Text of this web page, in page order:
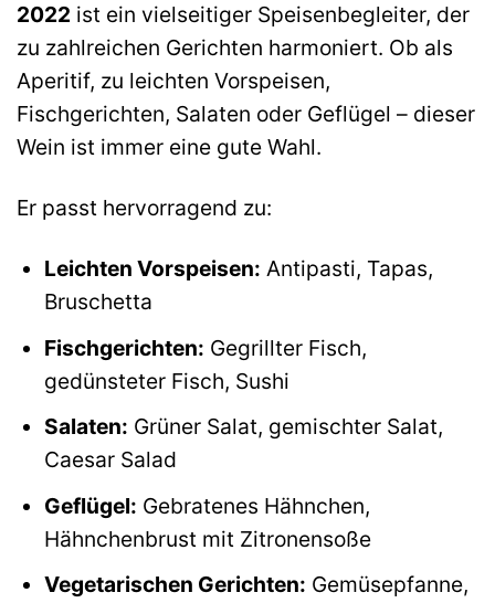
2022 ist ein vielseitiger Speisenbegleiter, der
zu zahlreichen Gerichten harmoniert. Ob als
Aperitif, zu leichten Vorspeisen,
Fischgerichten, Salaten oder Geflügel – dieser
Wein ist immer eine gute Wahl.
Er passt hervorragend zu:
Leichten Vorspeisen: Antipasti, Tapas,
Bruschetta
Fischgerichten: Gegrillter Fisch,
gedünsteter Fisch, Sushi
Salaten: Grüner Salat, gemischter Salat,
Caesar Salad
Geflügel: Gebratenes Hähnchen,
Hähnchenbrust mit Zitronensoße
Vegetarischen Gerichten: Gemüsepfanne,